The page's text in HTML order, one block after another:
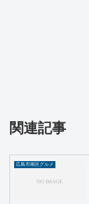
関連記事
広島市南区グルメ